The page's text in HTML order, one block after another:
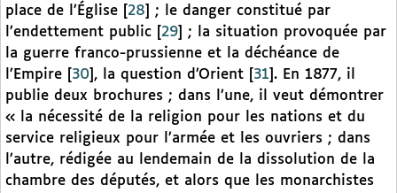
place de l’Église
28
; le danger constitué par
l’endettement public
29
; la situation provoquée par
la guerre franco-prussienne et la déchéance de
l’Empire
30 , la question d’Orient 31 . En 1877, il
publie deux brochures ; dans l’une, il veut démontrer
« la nécessité de la religion pour les nations et du
service religieux pour l’armée et les ouvriers ; dans
l’autre, rédigée au lendemain de la dissolution de la
chambre des députés, et alors que les monarchistes